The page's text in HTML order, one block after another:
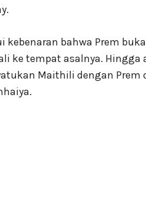
bahwa Prem
ke tempat asalnya.
Maithili dengan Prem